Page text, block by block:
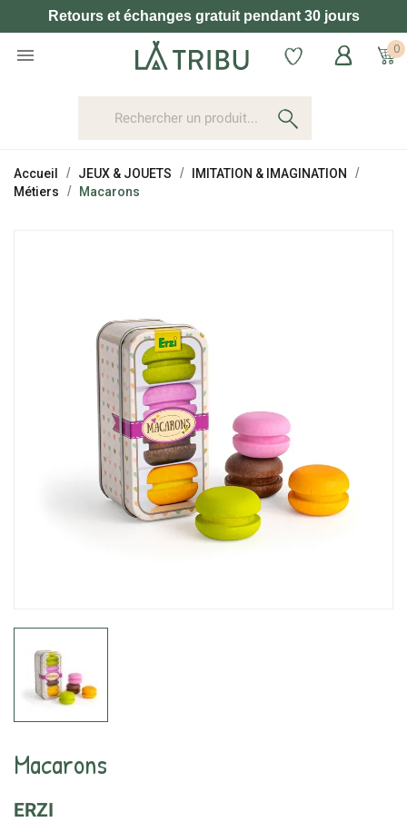
Retours et échanges gratuit pendant 30 jours
 0
Accueil JEUX & JOUETS
IMITATION & IMAGINATION
Métiers
Macarons
Macarons
ERZI